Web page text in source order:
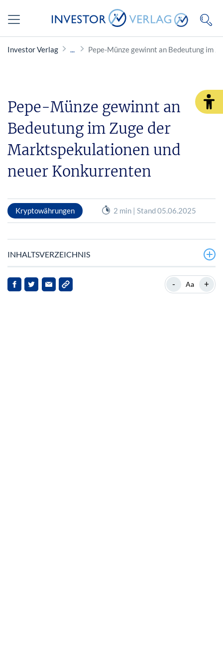
Investor Verlag Pepe-Münze gewinnt an Bedeutung im
Pepe-Münze gewinnt an
Bedeutung im Zuge der
Marktspekulationen und
neuer Konkurrenten
Kryptowährungen 2 min | Stand 05.06.2025
INHALTSVERZEICHNIS
Kürzliche Leistung von Pepe Coin
- Aa +